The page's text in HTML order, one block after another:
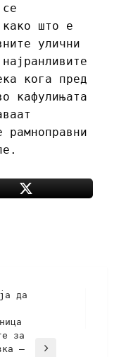
како што е
улични
кога пред
кафулињата
рамноправни
да
за
–